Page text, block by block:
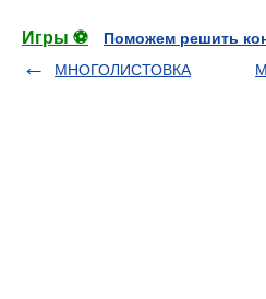
Игры ⚽
Поможем решить
МНОГОЛИСТОВКА